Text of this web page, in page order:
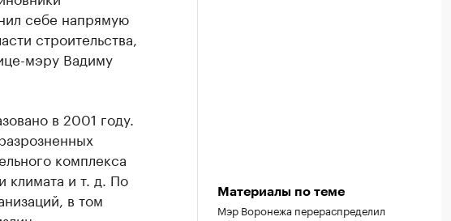
себе напрямую
строительства,
мэру Вадиму
в 2001 году.
комплекса
климата и т. д. По
в том
Материалы по теме
Мэр Воронежа перераспределил